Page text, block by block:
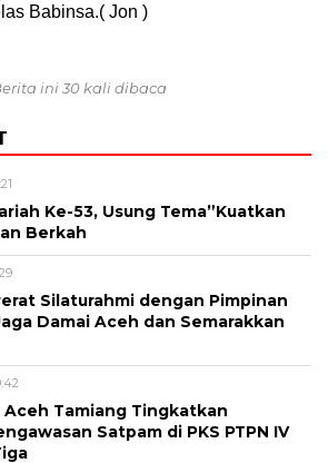
Babinsa.( Jon )
ini 30 kali dibaca
Ke-53, Usung Tema”Kuatkan
Berkah
Silaturahmi dengan Pimpinan
Damai Aceh dan Semarakkan
Aceh Tamiang Tingkatkan
Satpam di PKS PTPN IV